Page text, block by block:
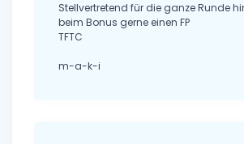
Stellvertretend für die ganze Runde
beim Bonus gerne einen FP
TFTC
m-a-k-i